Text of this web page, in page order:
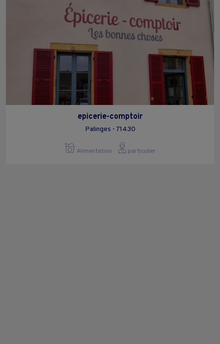
epicerie-comptoir
Palinges - 71430
Alimentation particulier